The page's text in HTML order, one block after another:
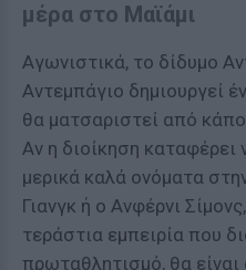
μέρα στο Μαϊάμι
Αγωνιστικά, το δίδυμο
Αντεμπάγιο δημιουργεί
θα ματσαριστεί από
Αν η διοίκηση καταφέρει
μερικά καλά ονόματα
Γιανγκ ή ο Ανφέρνι
τεράστια εμπειρία που
πρωταθλητισμό, θα